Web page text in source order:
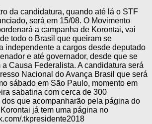
da candidatura, quando até lá o STF
será em 15/08. O Movimento
a campanha de Korontai, vai
todo o Brasil que queiram se
independente a cargos desde deputado
e até governador, desde que se
Causa Federalista. A candidatura será
Nacional do Avança Brasil que será
sábado em São Paulo, momento em
sabatina com cerca de 300
que acompanharão pela página do
já tem uma página no
.tkpresidente2018